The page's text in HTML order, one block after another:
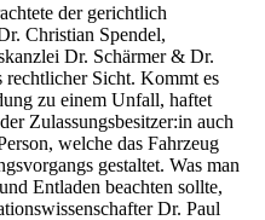
der gerichtlich
Christian Spendel,
Dr. Schärmer & Dr.
rechtlicher Sicht. Kommt es
zu einem Unfall, haftet
Zulassungsbesitzer:in auch
welche das Fahrzeug
gestaltet. Was man
Entladen beachten sollte,
Dr. Paul